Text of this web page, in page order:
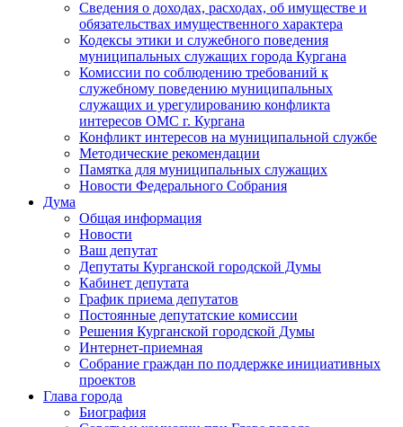
Сведения о доходах, расходах, об имуществе и
обязательствах имущественного характера
Кодексы этики и служебного поведения
муниципальных служащих города Кургана
Комиссии по соблюдению требований к
служебному поведению муниципальных
служащих и урегулированию конфликта
интересов ОМС г. Кургана
Конфликт интересов на муниципальной службе
Методические рекомендации
Памятка для муниципальных служащих
Новости Федерального Cобрания
Дума
Общая информация
Новости
Ваш депутат
Депутаты Курганской городской Думы
Кабинет депутата
График приема депутатов
Постоянные депутатские комиссии
Решения Курганской городской Думы
Интернет-приемная
Собрание граждан по поддержке инициативных
проектов
Глава города
Биография